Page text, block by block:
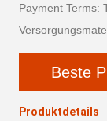
Payment Terms:
Beste
Produktdetails